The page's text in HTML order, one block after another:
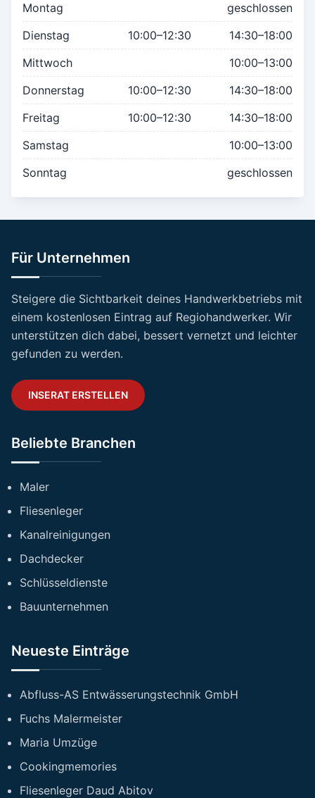
Montag
geschlossen
Dienstag
10:00–12:30
14:30–18:00
Mittwoch
10:00–13:00
Donnerstag
10:00–12:30
14:30–18:00
Freitag
10:00–12:30
14:30–18:00
Samstag
10:00–13:00
Sonntag
geschlossen
Für Unternehmen
Steigere die Sichtbarkeit deines Handwerkbetriebs mit
einem kostenlosen Eintrag auf Regiohandwerker. Wir
unterstützen dich dabei, bessert vernetzt und leichter
gefunden zu werden.
INSERAT ERSTELLEN
Beliebte Branchen
Maler
Fliesenleger
Kanalreinigungen
Dachdecker
Schlüsseldienste
Bauunternehmen
Neueste Einträge
Abfluss-AS Entwässerungstechnik GmbH
Fuchs Malermeister
Maria Umzüge
Cookingmemories
Fliesenleger Daud Abitov